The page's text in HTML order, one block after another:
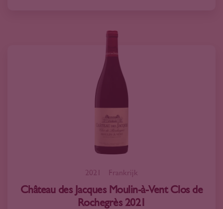
2021 Frankrijk
Château des Jacques Moulin-à-Vent Clos de
Rochegrès 2021